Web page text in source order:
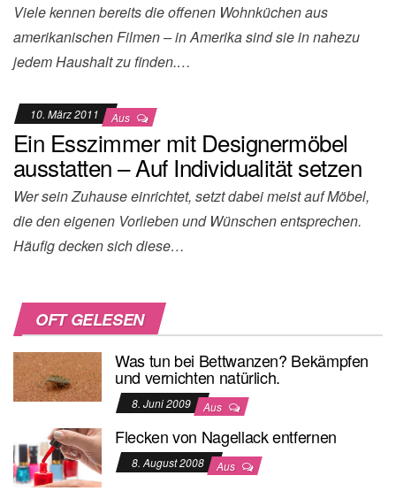
Viele kennen bereits die offenen Wohnküchen aus
amerikanischen Filmen – in Amerika sind sie in nahezu
jedem Haushalt zu finden.…
10. März 2011 Aus
Ein Esszimmer mit Designermöbel
ausstatten – Auf Individualität setzen
Wer sein Zuhause einrichtet, setzt dabei meist auf Möbel,
die den eigenen Vorlieben und Wünschen entsprechen.
Häufig decken sich diese…
OFT GELESEN
Was tun bei Bettwanzen? Bekämpfen
und vernichten natürlich.
8. Juni 2009 Aus
Flecken von Nagellack entfernen
8. August 2008 Aus